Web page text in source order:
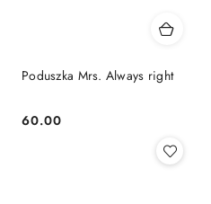
Poduszka Mrs. Always right
Cena:
60.00